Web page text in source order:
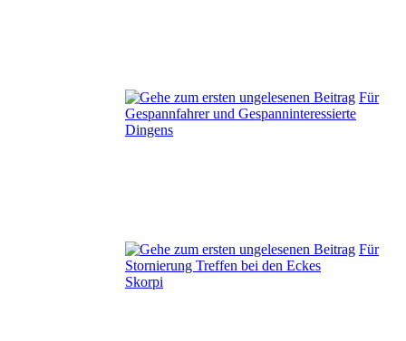
Für
Gespannfahrer und Gespanninteressierte
Dingens
Für
Stornierung Treffen bei den Eckes
Skorpi